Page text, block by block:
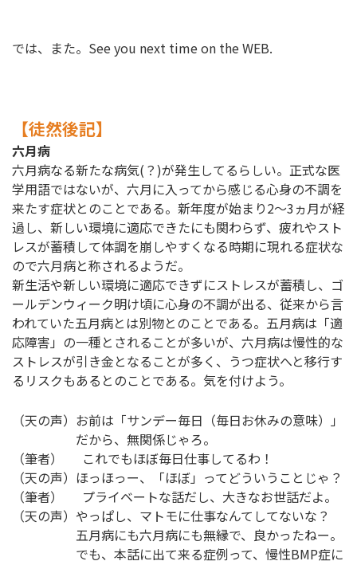
では、また。See you next time on the WEB.
【徒然後記】
六月病
六月病なる新たな病気(？)が発生してるらしい。正式な医
学用語ではないが、六月に入ってから感じる心身の不調を
来たす症状とのことである。新年度が始まり2～3ヵ月が経
過し、新しい環境に適応できたにも関わらず、疲れやスト
レスが蓄積して体調を崩しやすくなる時期に現れる症状な
ので六月病と称されるようだ。
新生活や新しい環境に適応できずにストレスが蓄積し、ゴ
ールデンウィーク明け頃に心身の不調が出る、従来から言
われていた五月病とは別物とのことである。五月病は「適
応障害」の一種とされることが多いが、六月病は慢性的な
ストレスが引き金となることが多く、うつ症状へと移行す
るリスクもあるとのことである。気を付けよう。
（天の声）お前は「サンデー毎日（毎日お休みの意味）」
だから、無関係じゃろ。
（筆者） これでもほぼ毎日仕事してるわ！
（天の声）ほっほっー、「ほぼ」ってどういうことじゃ？
（筆者） プライベートな話だし、大きなお世話だよ。
（天の声）やっぱし、マトモに仕事なんてしてないな？
五月病にも六月病にも無縁で、良かったねー。
でも、本話に出て来る症例って、慢性BMP症に